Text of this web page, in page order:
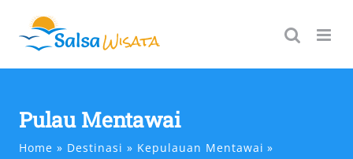
content
Pulau Mentawai
Home Destinasi
Kepulauan Mentawai